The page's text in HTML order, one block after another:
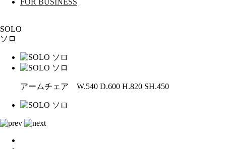
FOR BUSINESS
SOLO
ソロ
アームチェア W.540 D.600 H.820 SH.450